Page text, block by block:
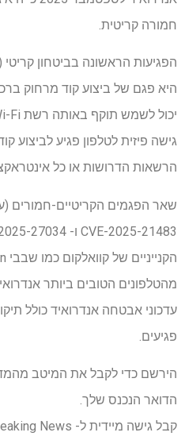
חמורה קריטית.
היא פגם של ביצוע קוד מרחוק
גישה פיזית לטלפון פגיע לביצוע
הרשאות הדרושות או כל
מהטלפונים הטובים ביותר
פגיעים.
הירשם כדי לקבל את המיטב
הדואר הנכנס שלך.